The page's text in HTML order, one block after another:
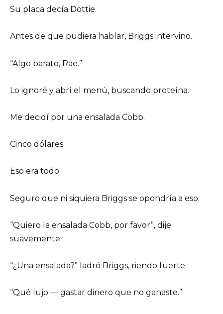
Su placa decía Dottie.
Antes de que pudiera hablar, Briggs intervino.
“Algo barato, Rae.”
Lo ignoré y abrí el menú, buscando proteína.
Me decidí por una ensalada Cobb.
Cinco dólares.
Eso era todo.
Seguro que ni siquiera Briggs se opondría a eso.
“Quiero la ensalada Cobb, por favor”, dije
suavemente.
“¿Una ensalada?” ladró Briggs, riendo fuerte.
“Qué lujo — gastar dinero que no ganaste.”